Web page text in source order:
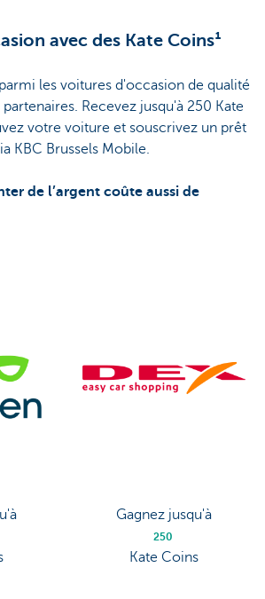
avec des Kate Coins¹
les voitures d'occasion de qualité
Recevez jusqu'à 250 Kate
votre voiture et souscrivez un prêt
KBC Brussels Mobile.
de l’argent coûte aussi de
Gagnez jusqu'à
250
Kate Coins